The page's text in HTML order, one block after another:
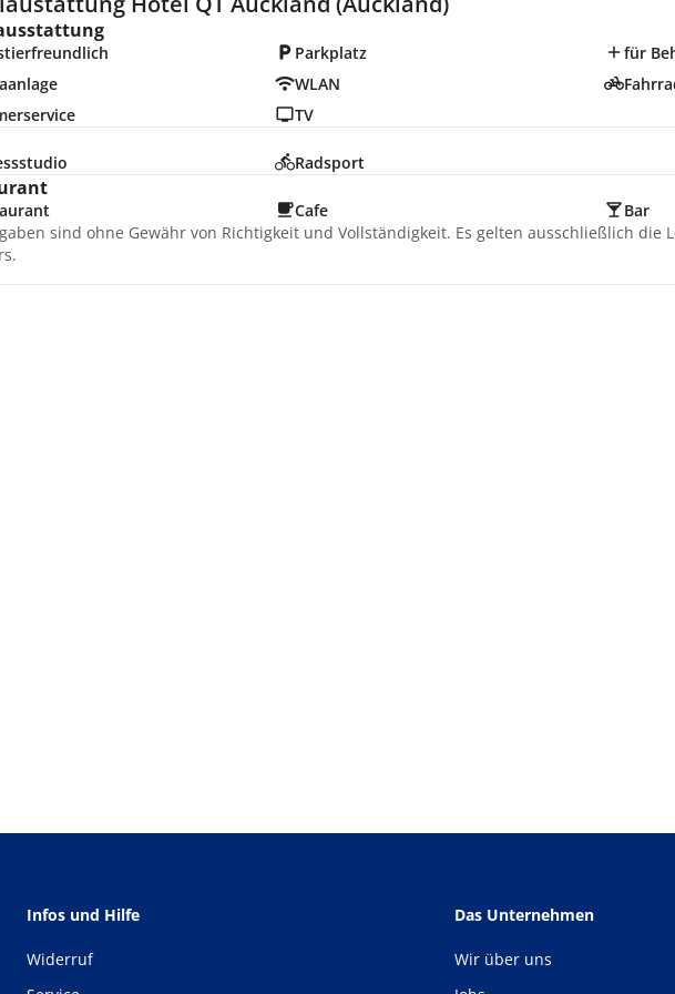
Parkplatz
für
WLAN
TV
Radsport
Cafe
Bar
sind ohne Gewähr von Richtigkeit und Vollständigkeit. Es gelten ausschließlich die
Infos und Hilfe
Widerruf
Das Unternehmen
Wir über uns